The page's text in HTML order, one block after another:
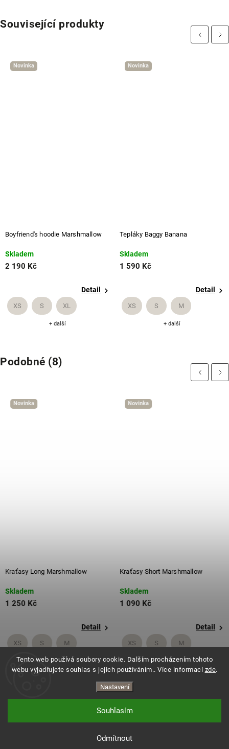
Tento web používá soubory cookie. Dalším procházením tohoto
webu vyjadřujete souhlas s jejich používáním.. Více informací zde.
Nastavení
Odmítnout
Souhlasím
Související produkty
Previous
Novinka
Boyfriend's hoodie Marshmallow
Skladem
2 190 Kč
Detail
XS S XL
+ další
Novinka
Tepláky Baggy Banana
Skladem
1 590 Kč
Detail
XS S M
+ další
Next
Podobné (8)
Previous
Novinka
Kraťasy Long Marshmallow
Skladem
1 250 Kč
Detail
XS S M
+ další
Novinka
Kraťasy Short Marshmallow
Skladem
1 090 Kč
Detail
XS S M
+ další
Next
Vytvořil Shoptet
ES.LEVITATE. Všechna práva vyhrazena.